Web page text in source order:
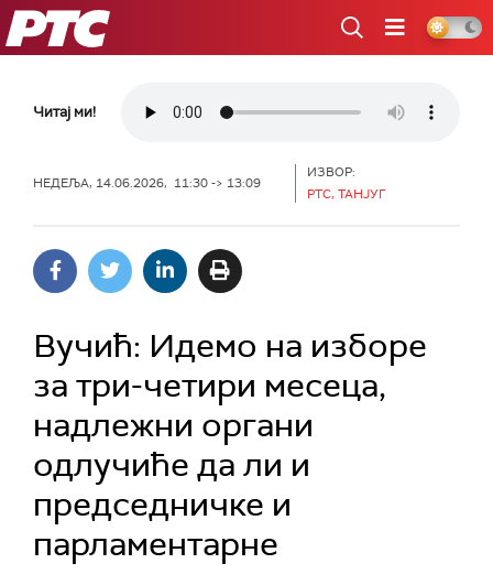
РТС
Читај ми!
НЕДЕЉА, 14.06.2026, 11:30 -> 13:09
ИЗВОР:
РТС, ТАНЈУГ
Вучић: Идемо на изборе
за три-четири месеца,
надлежни органи
одлучиће да ли и
председничке и
парламентарне